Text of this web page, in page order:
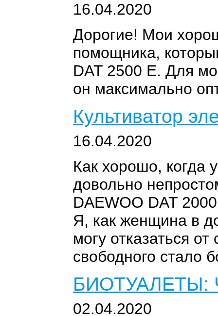
16.04.2020
Дорогие! Мои
помощника,
DAT 2500 E. Для
он максимально
Культиватор
16.04.2020
Как хорошо, когда
довольно
DAEWOO DAT
Я, как женщина в
могу отказаться
свободного стало
02.04.2020